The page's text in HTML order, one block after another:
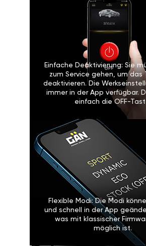
Einfache Deaktivierung: Sie
zum Service gehen, um das
deaktivieren. Die
immer in der App verfügbar.
einfach die OFF-
Flexible Modi: Die Modi
und schnell in der App
was mit klassischer
möglich ist.